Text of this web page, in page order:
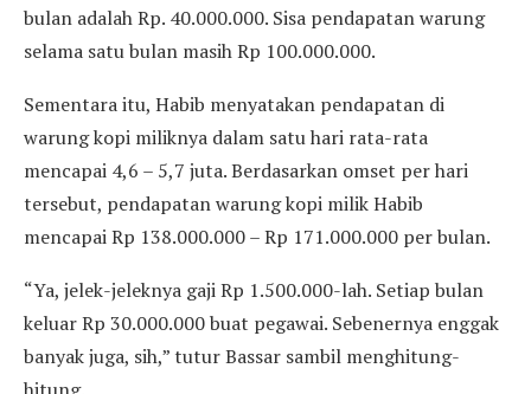
bulan adalah Rp. 40.000.000. Sisa pendapatan warung
selama satu bulan masih Rp 100.000.000.
Sementara itu, Habib menyatakan pendapatan di
warung kopi miliknya dalam satu hari rata-rata
mencapai 4,6 – 5,7 juta. Berdasarkan omset per hari
tersebut, pendapatan warung kopi milik Habib
mencapai Rp 138.000.000 – Rp 171.000.000 per bulan.
“Ya, jelek-jeleknya gaji Rp 1.500.000-lah. Setiap bulan
keluar Rp 30.000.000 buat pegawai. Sebenernya enggak
banyak juga, sih,” tutur Bassar sambil menghitung-